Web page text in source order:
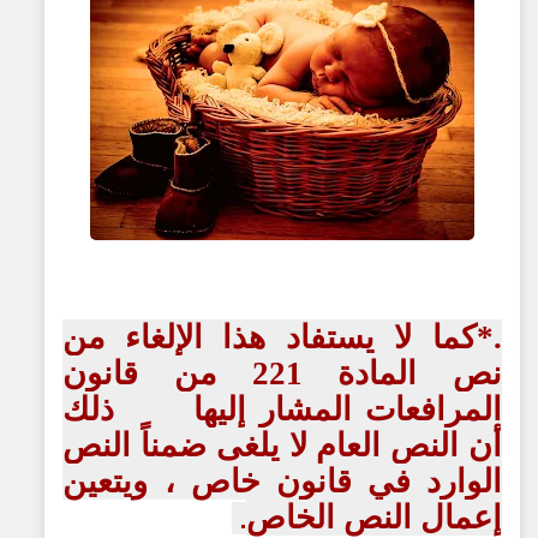
.*كما لا يستفاد هذا الإلغاء من
نص المادة 221 من قانون
المرافعات المشار إليها ذلك
أن النص العام لا يلغى ضمناً النص
الوارد في قانون خاص ، ويتعين
إعمال النص الخاص.